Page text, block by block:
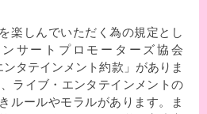
楽しんでいただく為の規定とし
サートプロモーターズ協会
ンタテインメント約款」がありま
ライブ・エンタテインメントの
ルールやモラルがあります。ま